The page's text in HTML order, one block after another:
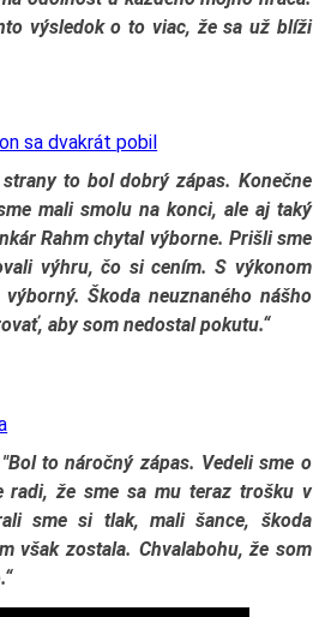
výsledok o to viac, že sa už blíži
sa dvakrát pobil
strany to bol dobrý zápas. Konečne
mali smolu na konci, ale aj taký
Rahm chytal výborne. Prišli sme
výhru, čo si cením. S výkonom
Škoda neuznaného nášho
aby som nedostal pokutu.“
"Bol to náročný zápas. Vedeli sme o
radi, že sme sa mu teraz trošku v
sme si tlak, mali šance, škoda
však zostala. Chvalabohu, že som